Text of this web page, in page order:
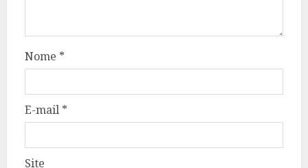
Nome *
E-mail *
Site